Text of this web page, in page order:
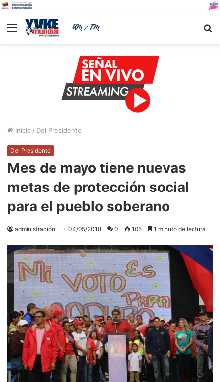
Menu
Inicio / Del Presidente
Del Presidente
Mes de mayo tiene nuevas
metas de protección social
para el pueblo soberano
administración 04/05/2018 0 105 1 minuto de lectura